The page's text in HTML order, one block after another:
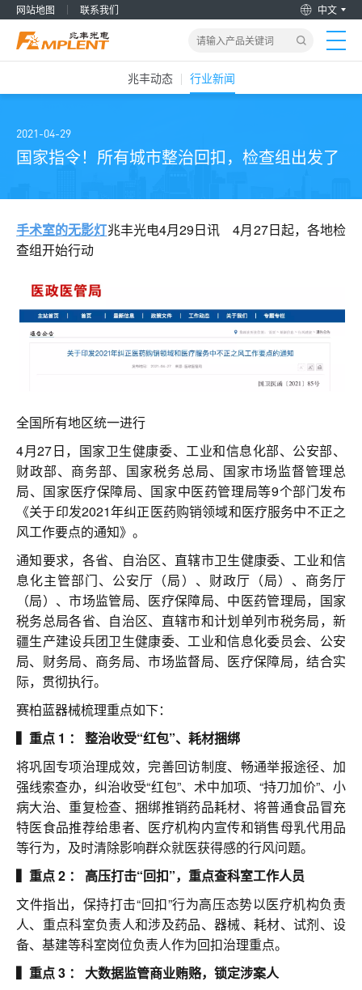
网站地图 联系我们 中文
产品&解决方案
关于我们
服务支持
兆丰动态 行业新闻
2021-04-29
国家指令！所有城市整治回扣，检查组出发了
手术室的无影灯兆丰光电4月29日讯 4月27日起，各地检
查组开始行动
全国所有地区统一进行
4月27日，国家卫生健康委、工业和信息化部、公安部、
财政部、商务部、国家税务总局、国家市场监督管理总
局、国家医疗保障局、国家中医药管理局等9个部门发布
《关于印发2021年纠正医药购销领域和医疗服务中不正之
风工作要点的通知》。
通知要求，各省、自治区、直辖市卫生健康委、工业和信
息化主管部门、公安厅（局）、财政厅（局）、商务厅
（局）、市场监管局、医疗保障局、中医药管理局，国家
税务总局各省、自治区、直辖市和计划单列市税务局，新
疆生产建设兵团卫生健康委、工业和信息化委员会、公安
局、财务局、商务局、市场监督局、医疗保障局，结合实
际，贯彻执行。
赛柏蓝器械梳理重点如下：
▍重点 1 ： 整治收受“红包”、耗材捆绑
将巩固专项治理成效，完善回访制度、畅通举报途径、加
强线索查办，纠治收受“红包”、术中加项、“持刀加价”、小
病大治、重复检查、捆绑推销药品耗材、将普通食品冒充
特医食品推荐给患者、医疗机构内宣传和销售母乳代用品
等行为，及时清除影响群众就医获得感的行风问题。
▍重点 2 ： 高压打击“回扣”，重点查科室工作人员
文件指出，保持打击“回扣”行为高压态势以医疗机构负责
人、重点科室负责人和涉及药品、器械、耗材、试剂、设
备、基建等科室岗位负责人作为回扣治理重点。
▍重点 3 ： 大数据监管商业贿赂，锁定涉案人